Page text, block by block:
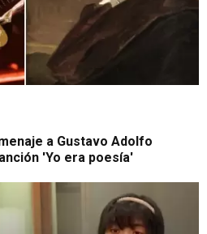
a Gustavo Adolfo
'Yo era poesía'